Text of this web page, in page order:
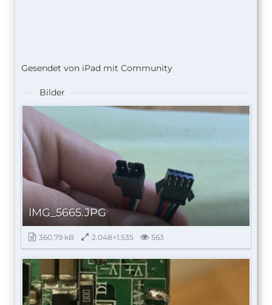
Gesendet von iPad mit Community
Bilder
IMG_5665.JPG
360,79 kB 2.048×1.535 563